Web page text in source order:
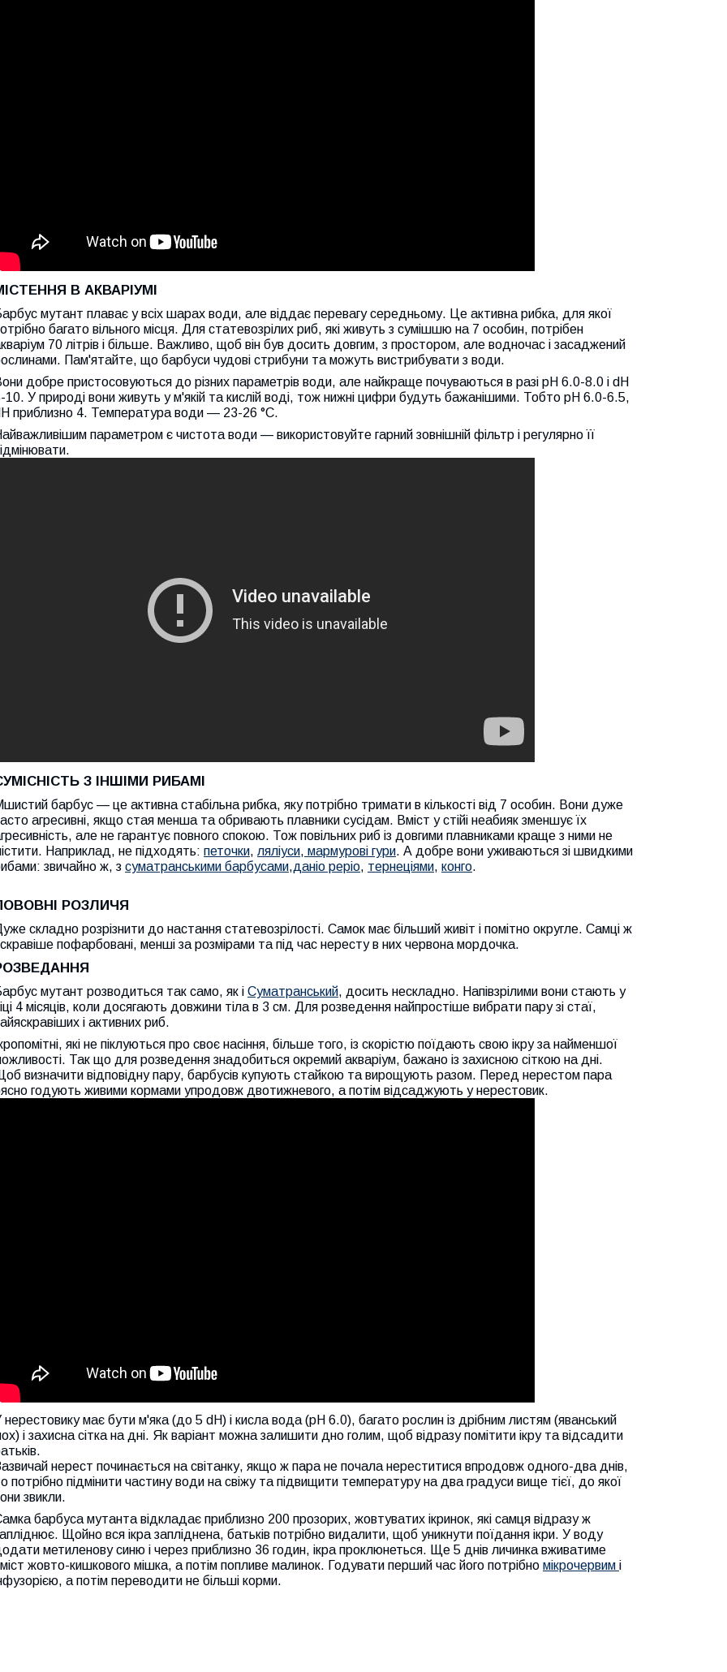
В АКВАРІУМІ
мутант плаває у всіх шарах води, але віддає перевагу середньому. Це активна рибка, для якої
багато вільного місця. Для статевозрілих риб, які живуть з сумішшю на 7 особин, потрібен
70 літрів і більше. Важливо, щоб він був досить довгим, з простором, але водночас і засаджений
Пам'ятайте, що барбуси чудові стрибуни та можуть вистрибувати з води.
добре пристосовуються до різних параметрів води, але найкраще почуваються в разі pH 6.0-8.0 і dH
10. У природі вони живуть у м'якій та кислій воді, тож нижні цифри будуть бажанішими. Тобто pH 6.0-6.5,
приблизно 4. Температура води — 23-26 °C.
параметром є чистота води — використовуйте гарний зовнішній фільтр і регулярно її
З ІНШІМИ РИБАМІ
барбус — це активна стабільна рибка, яку потрібно тримати в кількості від 7 особин. Вони дуже
агресивні, якщо стая менша та обривають плавники сусідам. Вміст у стійі неабияк зменшує їх
але не гарантує повного спокою. Тож повільних риб із довгими плавниками краще з ними не
Наприклад, не підходять: петочки, ляліуси, мармурові гури. А добре вони уживаються зі швидкими
звичайно ж, з суматранськими барбусами,даніо реріо, тернеціями, конго.
РОЗЛИЧЯ
складно розрізнити до настання статевозрілості. Самок має більший живіт і помітно округле. Самці ж
пофарбовані, менші за розмірами та під час нересту в них червона мордочка.
мутант розводиться так само, як і Суматранський, досить нескладно. Напівзрілими вони стають у
4 місяців, коли досягають довжини тіла в 3 см. Для розведення найпростіше вибрати пару зі стаї,
і активних риб.
які не піклуються про своє насіння, більше того, із скорістю поїдають свою ікру за найменшої
Так що для розведення знадобиться окремий акваріум, бажано із захисною сіткою на дні.
визначити відповідну пару, барбусів купують стайкою та вирощують разом. Перед нерестом пара
годують живими кормами упродовж двотижневого, а потім відсаджують у нерестовик.
нерестовику має бути м'яка (до 5 dH) і кисла вода (pH 6.0), багато рослин із дрібним листям (яванський
і захисна сітка на дні. Як варіант можна залишити дно голим, щоб відразу помітити ікру та відсадити
нерест починається на світанку, якщо ж пара не почала нереститися впродовж одного-два днів,
потрібно підмінити частину води на свіжу та підвищити температуру на два градуси вище тієї, до якої
звикли.
барбуса мутанта відкладає приблизно 200 прозорих, жовтуватих ікринок, які самця відразу ж
Щойно вся ікра запліднена, батьків потрібно видалити, щоб уникнути поїдання ікри. У воду
метиленову синю і через приблизно 36 годин, ікра проклюнеться. Ще 5 днів личинка вживатиме
жовто-кишкового мішка, а потім попливе малинок. Годувати перший час його потрібно мікрочервим і
а потім переводити не більші корми.